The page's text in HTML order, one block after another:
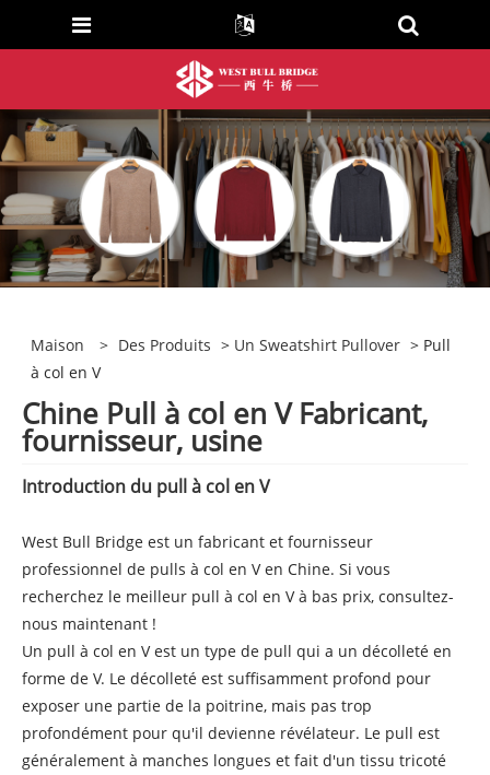
Maison > Des Produits > Un Sweatshirt Pullover > Pull
à col en V
Chine Pull à col en V Fabricant,
fournisseur, usine
Introduction du pull à col en V
West Bull Bridge est un fabricant et fournisseur
professionnel de pulls à col en V en Chine. Si vous
recherchez le meilleur pull à col en V à bas prix, consultez-
nous maintenant !
Un pull à col en V est un type de pull qui a un décolleté en
forme de V. Le décolleté est suffisamment profond pour
exposer une partie de la poitrine, mais pas trop
profondément pour qu'il devienne révélateur. Le pull est
généralement à manches longues et fait d'un tissu tricoté